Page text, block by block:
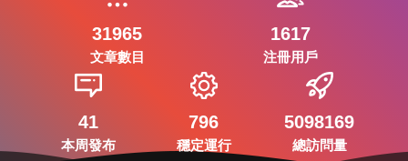
31965
文章數目
1617
注冊用戶
41
本周發布
796
穩定運行
5098169
總訪問量